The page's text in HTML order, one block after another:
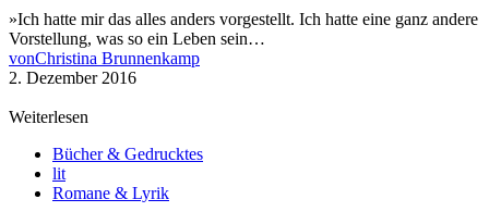
»Ich hatte mir das alles anders vorgestellt. Ich hatte eine ganz andere
Vorstellung, was so ein Leben sein…
vonChristina Brunnenkamp
2. Dezember 2016
Weiterlesen
Bücher & Gedrucktes
lit
Romane & Lyrik